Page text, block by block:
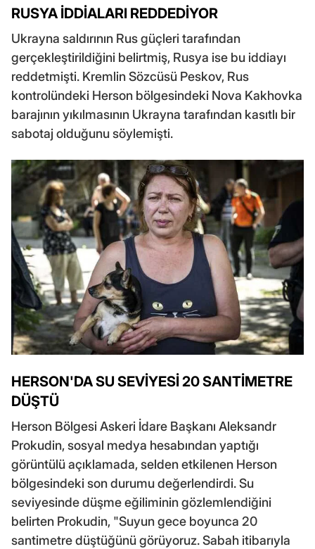
RUSYA İDDİALARI REDDEDİYOR
Ukrayna saldırının Rus güçleri tarafından
gerçekleştirildiğini belirtmiş, Rusya ise bu iddiayı
reddetmişti. Kremlin Sözcüsü Peskov, Rus
kontrolündeki Herson bölgesindeki Nova Kakhovka
barajının yıkılmasının Ukrayna tarafından kasıtlı bir
sabotaj olduğunu söylemişti.
HERSON'DA SU SEVİYESİ 20 SANTİMETRE
DÜŞTÜ
Herson Bölgesi Askeri İdare Başkanı Aleksandr
Prokudin, sosyal medya hesabından yaptığı
görüntülü açıklamada, selden etkilenen Herson
bölgesindeki son durumu değerlendirdi. Su
seviyesinde düşme eğiliminin gözlemlendiğini
belirten Prokudin, "Suyun gece boyunca 20
santimetre düştüğünü görüyoruz. Sabah itibarıyla